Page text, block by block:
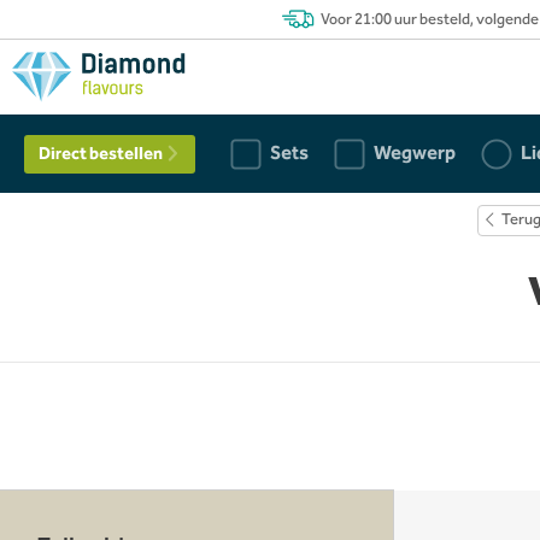
Voor 21:00 uur besteld,
Direct bestellen Sets Wegwerp
Terug